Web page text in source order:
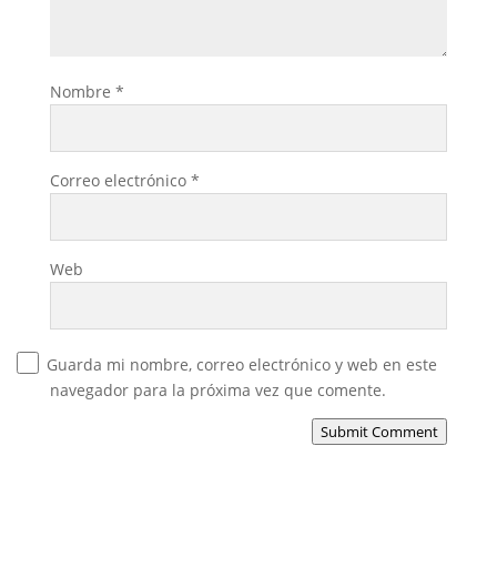
Nombre *
Correo electrónico *
Web
Guarda mi nombre, correo electrónico y web en este
navegador para la próxima vez que comente.
Submit Comment